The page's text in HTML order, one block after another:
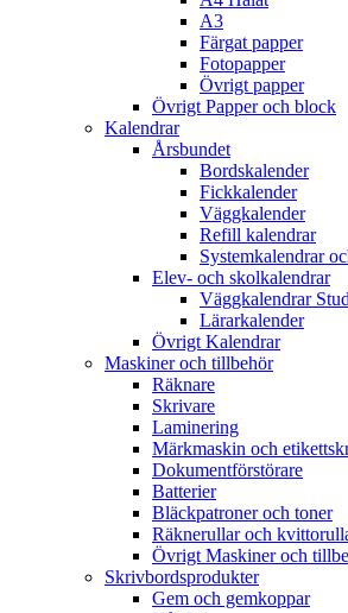
A3
Färgat papper
Fotopapper
Övrigt papper
Övrigt Papper och block
Kalendrar
Årsbundet
Bordskalender
Fickkalender
Väggkalender
Refill kalendrar
Systemkalendrar
Elev- och skolkalendrar
Väggkalendrar
Lärarkalender
Övrigt Kalendrar
Maskiner och tillbehör
Räknare
Skrivare
Laminering
Märkmaskin och
Dokumentförstörare
Batterier
Bläckpatroner och toner
Räknerullar och
Övrigt Maskiner och
Skrivbordsprodukter
Gem och gemkoppar